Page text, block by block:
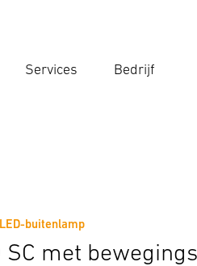
Services Bedrijf
buitenlamp
SC met
Fabrikantinformatie